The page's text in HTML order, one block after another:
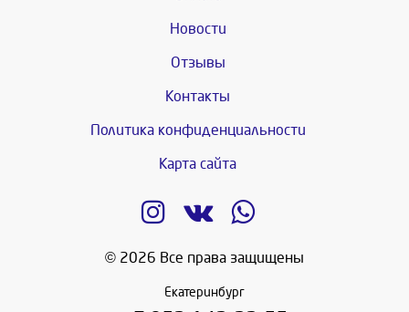
Новости
Отзывы
Контакты
Политика конфиденциальности
Карта сайта
© 2026 Все права защищены
Екатеринбург